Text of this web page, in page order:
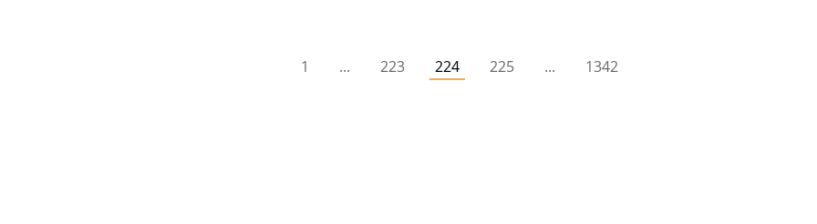
1 ... 223 224 225 ... 1342